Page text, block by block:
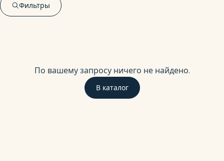
Фильтры
По вашему запросу ничего не найдено.
В каталог